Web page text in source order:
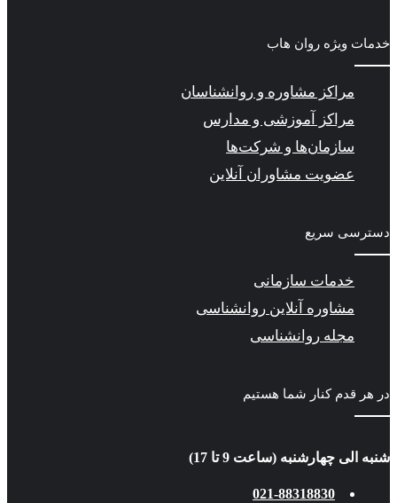
خدمات ویژه روان هاب
مراکز مشاوره و روانشناسان
مراکز آموزشی و مدارس
سازمان‌ها و شرکت‌ها
عضویت مشاوران آنلاین
دسترسی سریع
خدمات سازمانی
مشاوره آنلاین روانشناسی
مجله روانشناسی
در هر قدم کنار شما هستیم
شنبه الی چهارشنبه (ساعت 9 تا 17)
021-88318830